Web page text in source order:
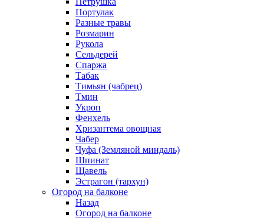
Портулак
Разные травы
Розмарин
Рукола
Сельдерей
Спаржа
Табак
Тимьян (чабрец)
Тмин
Укроп
Фенхель
Хризантема овощная
Чабер
Чуфа (Земляной миндаль)
Шпинат
Щавель
Эстрагон (тархун)
Огород на балконе
Назад
Огород на балконе